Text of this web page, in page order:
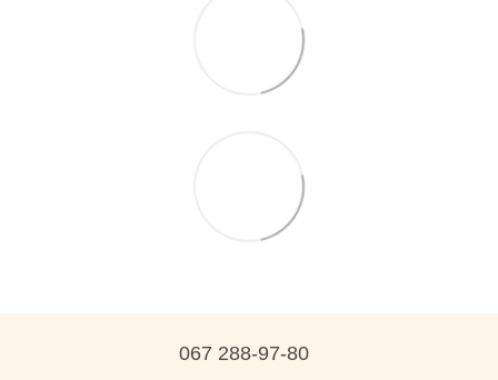
067 288-97-80